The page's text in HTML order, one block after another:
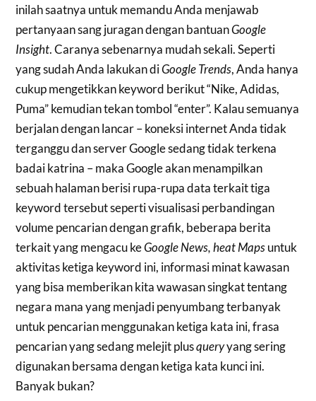
inilah saatnya untuk memandu Anda menjawab
pertanyaan sang juragan dengan bantuanGoogle
Insight. Caranya sebenarnya mudah sekali. Seperti
yang sudah Anda lakukan diGoogle Trends, Anda hanya
cukup mengetikkan keyword berikut “Nike, Adidas,
Puma” kemudian tekan tombol “enter”. Kalau semuanya
berjalan dengan lancar – koneksi internet Anda tidak
terganggu dan server Google sedang tidak terkena
badai katrina – maka Google akan menampilkan
sebuah halaman berisi rupa-rupa data terkait tiga
keyword tersebut seperti visualisasi perbandingan
volume pencarian dengan grafik, beberapa berita
terkait yang mengacu keGoogle News, heat Mapsuntuk
aktivitas ketiga keyword ini, informasi minat kawasan
yang bisa memberikan kita wawasan singkat tentang
negara mana yang menjadi penyumbang terbanyak
untuk pencarian menggunakan ketiga kata ini, frasa
pencarian yang sedang melejit plusqueryyang sering
digunakan bersama dengan ketiga kata kunci ini.
Banyak bukan?